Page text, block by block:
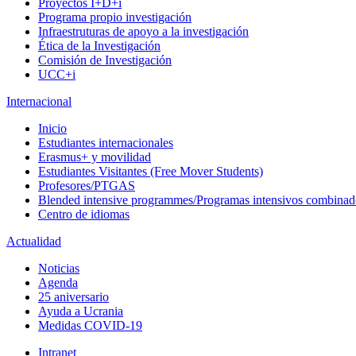
Proyectos I+D+i
Programa propio investigación
Infraestruturas de apoyo a la investigación
Ética de la Investigación
Comisión de Investigación
UCC+i
Internacional
Inicio
Estudiantes internacionales
Erasmus+ y movilidad
Estudiantes Visitantes (Free Mover Students)
Profesores/PTGAS
Blended intensive programmes/Programas intensivos
Centro de idiomas
Actualidad
Noticias
Agenda
25 aniversario
Ayuda a Ucrania
Medidas COVID-19
Intranet